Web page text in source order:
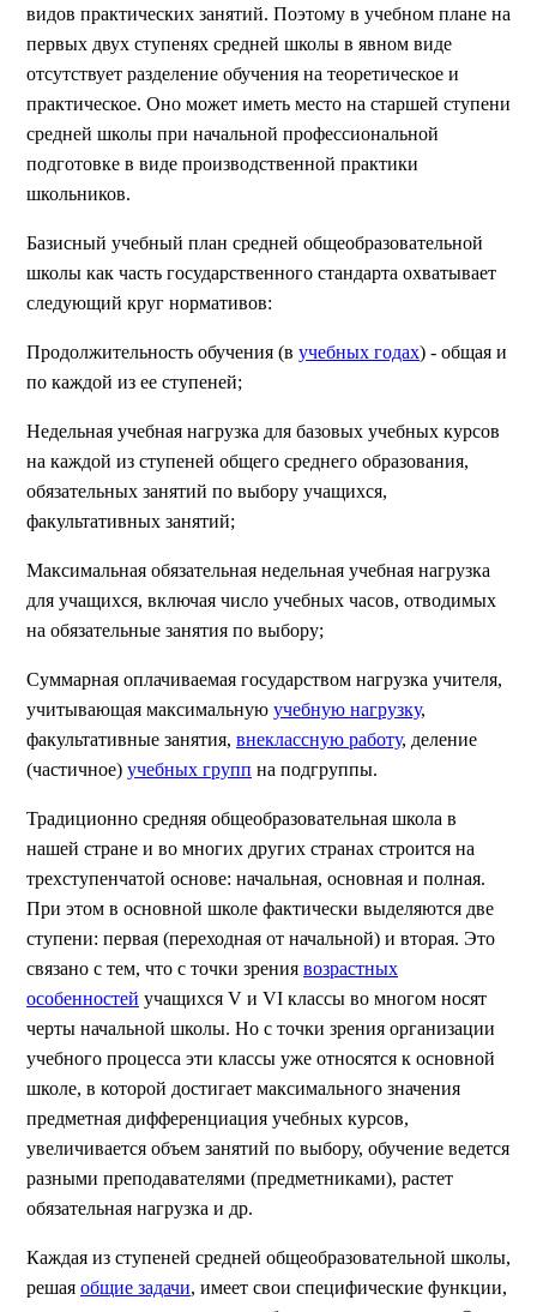
видов практических занятий. Поэтому в учебном плане на
первых двух ступенях средней школы в явном виде
отсутствует разделение обучения на теоретическое и
практическое. Оно может иметь место на старшей ступени
средней школы при начальной профессиональной
подготовке в виде производственной практики
школьников.
Базисный учебный план средней общеобразовательной
школы как часть государственного стандарта охватывает
следующий круг нормативов:
Продолжительность обучения (в учебных годах) - общая и
по каждой из ее ступеней;
Недельная учебная нагрузка для базовых учебных курсов
на каждой из ступеней общего среднего образования,
обязательных занятий по выбору учащихся,
факультативных занятий;
Максимальная обязательная недельная учебная нагрузка
для учащихся, включая число учебных часов, отводимых
на обязательные занятия по выбору;
Суммарная оплачиваемая государством нагрузка учителя,
учитывающая максимальную учебную нагрузку,
факультативные занятия, внеклассную работу, деление
(частичное) учебных групп на подгруппы.
Традиционно средняя общеобразовательная школа в
нашей стране и во многих других странах строится на
трехступенчатой основе: начальная, основная и полная.
При этом в основной школе фактически выделяются две
ступени: первая (переходная от начальной) и вторая. Это
связано с тем, что с точки зрения возрастных
особенностей учащихся V и VI классы во многом носят
черты начальной школы. Но с точки зрения организации
учебного процесса эти классы уже относятся к основной
школе, в которой достигает максимального значения
предметная дифференциация учебных курсов,
увеличивается объем занятий по выбору, обучение ведется
разными преподавателями (предметниками), растет
обязательная нагрузка и др.
Каждая из ступеней средней общеобразовательной школы,
решая общие задачи, имеет свои специфические функции,